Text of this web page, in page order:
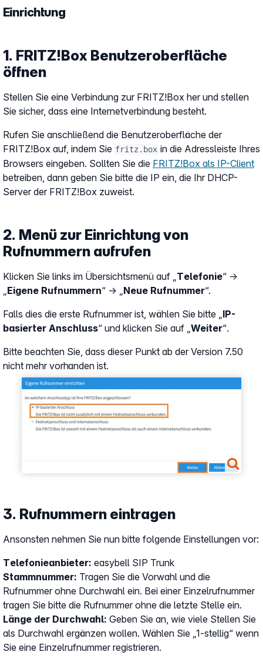
Einrichtung
1. FRITZ!Box Benutzeroberfläche
öffnen
Stellen Sie eine Verbindung zur FRITZ!Box her und stellen
Sie sicher, dass eine Internetverbindung besteht.
Rufen Sie anschließend die Benutzeroberfläche der
FRITZ!Box auf, indem Sie fritz.box in die Adressleiste Ihres
Browsers eingeben. Sollten Sie die FRITZ!Box als IP-Client
betreiben, dann geben Sie bitte die IP ein, die Ihr DHCP-
Server der FRITZ!Box zuweist.
2. Menü zur Einrichtung von
Rufnummern aufrufen
Show larger version
Klicken Sie links im Übersichtsmenü auf „Telefonie“ →
„Eigene Rufnummern“ → „Neue Rufnummer“.
Falls dies die erste Rufnummer ist, wählen Sie bitte „IP-
basierter Anschluss“ und klicken Sie auf „Weiter“.
Bitte beachten Sie, dass dieser Punkt ab der Version 7.50
nicht mehr vorhanden ist.
3. Rufnummern eintragen
Ansonsten nehmen Sie nun bitte folgende Einstellungen vor:
Telefonieanbieter: easybell SIP Trunk
Stammnummer: Tragen Sie die Vorwahl und die
Rufnummer ohne Durchwahl ein. Bei einer Einzelrufnummer
tragen Sie bitte die Rufnummer ohne die letzte Stelle ein.
Länge der Durchwahl: Geben Sie an, wie viele Stellen Sie
als Durchwahl ergänzen wollen. Wählen Sie „1-stellig“ wenn
Sie eine Einzelrufnummer registrieren.